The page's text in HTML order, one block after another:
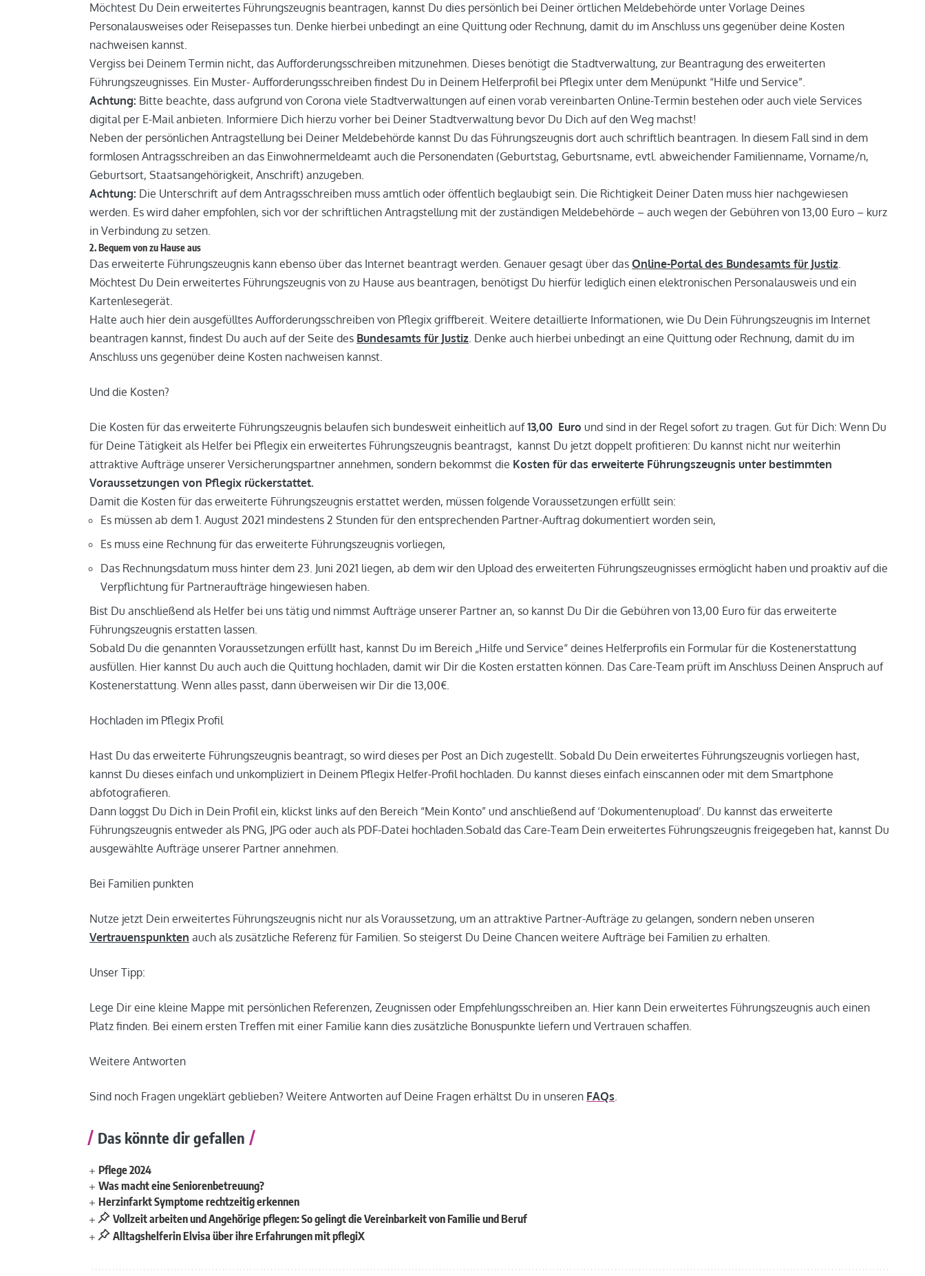
Möchtest Du Dein erweitertes Führungszeugnis beantragen, kannst Du dies persönlich bei Deiner örtlichen Meldebehörde unter Vorlage Deines
Personalausweises oder Reisepasses tun. Denke hierbei unbedingt an eine Quittung oder Rechnung, damit du im Anschluss uns gegenüber deine Kosten
nachweisen kannst.
Vergiss bei Deinem Termin nicht, das Aufforderungsschreiben mitzunehmen. Dieses benötigt die Stadtverwaltung, zur Beantragung des erweiterten
Führungszeugnisses. Ein Muster- Aufforderungsschreiben findest Du in Deinem Helferprofil bei Pflegix unter dem Menüpunkt “Hilfe und Service”.
Achtung: Bitte beachte, dass aufgrund von Corona viele Stadtverwaltungen auf einen vorab vereinbarten Online-Termin bestehen oder auch viele Services
digital per E-Mail anbieten. Informiere Dich hierzu vorher bei Deiner Stadtverwaltung bevor Du Dich auf den Weg machst!
Neben der persönlichen Antragstellung bei Deiner Meldebehörde kannst Du das Führungszeugnis dort auch schriftlich beantragen. In diesem Fall sind in dem
formlosen Antragsschreiben an das Einwohnermeldeamt auch die Personendaten (Geburtstag, Geburts­name, evtl. abweichender Familienname, Vorname/n,
Geburtsort, Staatsangehörigkeit, Anschrift) anzugeben.
Achtung: Die Unterschrift auf dem Antragsschreiben muss amtlich oder öffentlich beglaubigt sein. Die Richtigkeit Deiner Daten muss hier nachgewiesen
werden. Es wird daher empfohlen, sich vor der schriftlichen Antragstellung mit der zuständigen Meldebehörde – auch wegen der Gebühren von 13,00 Euro – kurz
in Verbindung zu setzen.
2. Bequem von zu Hause aus
Das erweiterte Führungszeugnis kann ebenso über das Internet beantragt werden. Genauer gesagt über das Online-Portal des Bundesamts für Justiz.
Möchtest Du Dein erweitertes Führungszeugnis von zu Hause aus beantragen, benötigst Du hierfür lediglich einen elektronischen Personalausweis und ein
Kartenlesegerät.
Halte auch hier dein ausgefülltes Aufforderungsschreiben von Pflegix griffbereit. Weitere detaillierte Informationen, wie Du Dein Führungszeugnis im Internet
beantragen kannst, findest Du auch auf der Seite des Bundesamts für Justiz. Denke auch hierbei unbedingt an eine Quittung oder Rechnung, damit du im
Anschluss uns gegenüber deine Kosten nachweisen kannst.
Und die Kosten?
Die Kosten für das erweiterte Führungszeugnis belaufen sich bundesweit einheitlich auf13,00 Euro und sind in der Regel sofort zu tragen. Gut für Dich: Wenn Du
für Deine Tätigkeit als Helfer bei Pflegix ein erweitertes Führungszeugnis beantragst, kannst Du jetzt doppelt profitieren: Du kannst nicht nur weiterhin
attraktive Aufträge unserer Versicherungspartner annehmen, sondern bekommst die Kosten für das erweiterte Führungszeugnis unter bestimmten
Voraussetzungen von Pflegix rückerstattet.
Damit die Kosten für das erweiterte Führungszeugnis erstattet werden, müssen folgende Voraussetzungen erfüllt sein:
Es müssen ab dem 1. August 2021 mindestens 2 Stunden für den entsprechenden Partner-Auftrag dokumentiert worden sein,
Es muss eine Rechnung für das erweiterte Führungszeugnis vorliegen,
Das Rechnungsdatum muss hinter dem 23. Juni 2021 liegen, ab dem wir den Upload des erweiterten Führungszeugnisses ermöglicht haben und proaktiv auf die
Verpflichtung für Partneraufträge hingewiesen haben.
Bist Du anschließend als Helfer bei uns tätig und nimmst Aufträge unserer Partner an, so kannst Du Dir die Gebühren von 13,00 Euro für das erweiterte
Führungszeugnis erstatten lassen.
Sobald Du die genannten Voraussetzungen erfüllt hast, kannst Du im Bereich „Hilfe und Service“ deines Helferprofils ein Formular für die Kostenerstattung
ausfüllen. Hier kannst Du auch auch die Quittung hochladen, damit wir Dir die Kosten erstatten können. Das Care-Team prüft im Anschluss Deinen Anspruch auf
Kostenerstattung. Wenn alles passt, dann überweisen wir Dir die 13,00€.
Hochladen im Pflegix Profil
Hast Du das erweiterte Führungszeugnis beantragt, so wird dieses per Post an Dich zugestellt. Sobald Du Dein erweitertes Führungszeugnis vorliegen hast,
kannst Du dieses einfach und unkompliziert in Deinem Pflegix Helfer-Profil hochladen. Du kannst dieses einfach einscannen oder mit dem Smartphone
abfotografieren.
Dann loggst Du Dich in Dein Profil ein, klickst links auf den Bereich “Mein Konto” und anschließend auf ‘Dokumentenupload’. Du kannst das erweiterte
Führungszeugnis entweder als PNG, JPG oder auch als PDF-Datei hochladen.Sobald das Care-Team Dein erweitertes Führungszeugnis freigegeben hat, kannst Du
ausgewählte Aufträge unserer Partner annehmen.
Bei Familien punkten
Nutze jetzt Dein erweitertes Führungszeugnis nicht nur als Voraussetzung, um an attraktive Partner-Aufträge zu gelangen, sondern neben unseren
Vertrauenspunkten auch als zusätzliche Referenz für Familien. So steigerst Du Deine Chancen weitere Aufträge bei Familien zu erhalten.
Unser Tipp:
Lege Dir eine kleine Mappe mit persönlichen Referenzen, Zeugnissen oder Empfehlungsschreiben an. Hier kann Dein erweitertes Führungszeugnis auch einen
Platz finden. Bei einem ersten Treffen mit einer Familie kann dies zusätzliche Bonuspunkte liefern und Vertrauen schaffen.
Weitere Antworten
Sind noch Fragen ungeklärt geblieben? Weitere Antworten auf Deine Fragen erhältst Du in unseren FAQs.
Das könnte dir gefallen
Pflege 2024
Was macht eine Seniorenbetreuung?
Herzinfarkt Symptome rechtzeitig erkennen
Vollzeit arbeiten und Angehörige pflegen: So gelingt die Vereinbarkeit von Familie und Beruf
Alltagshelferin Elvisa über ihre Erfahrungen mit pflegiX